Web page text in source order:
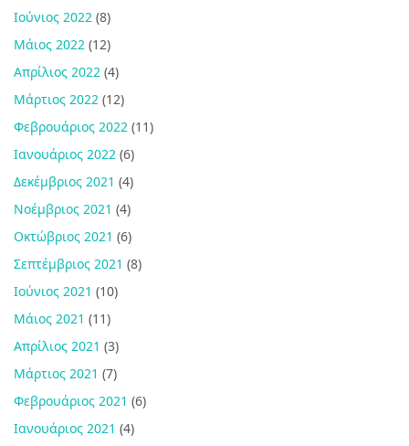
Ιούνιος 2022 (8)
Μάιος 2022 (12)
Απρίλιος 2022 (4)
Μάρτιος 2022 (12)
Φεβρουάριος 2022 (11)
Ιανουάριος 2022 (6)
Δεκέμβριος 2021 (4)
Νοέμβριος 2021 (4)
Οκτώβριος 2021 (6)
Σεπτέμβριος 2021 (8)
Ιούνιος 2021 (10)
Μάιος 2021 (11)
Απρίλιος 2021 (3)
Μάρτιος 2021 (7)
Φεβρουάριος 2021 (6)
Ιανουάριος 2021 (4)